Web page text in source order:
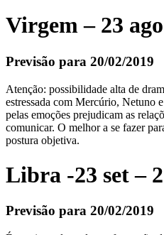
Virgem – 23
Previsão para 20/02/2019
Atenção: possibilidade alta de
estressada com Mercúrio, Netuno
pelas emoções prejudicam as
comunicar. O melhor a se fazer
postura objetiva.
Libra -23 set –
Previsão para 20/02/2019